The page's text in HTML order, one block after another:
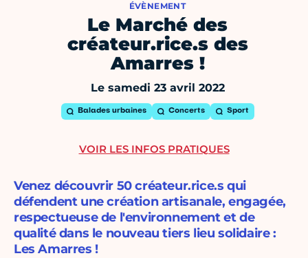
ÉVÈNEMENT
Le Marché des
créateur.rice.s des
Amarres !
Le samedi 23 avril 2022
Balades urbaines Concerts Sport
Venez découvrir 50 créateur.rice.s qui
défendent une création artisanale, engagée,
respectueuse de l'environnement et de
qualité dans le nouveau tiers lieu solidaire :
Les Amarres !
VOIR LES INFOS PRATIQUES